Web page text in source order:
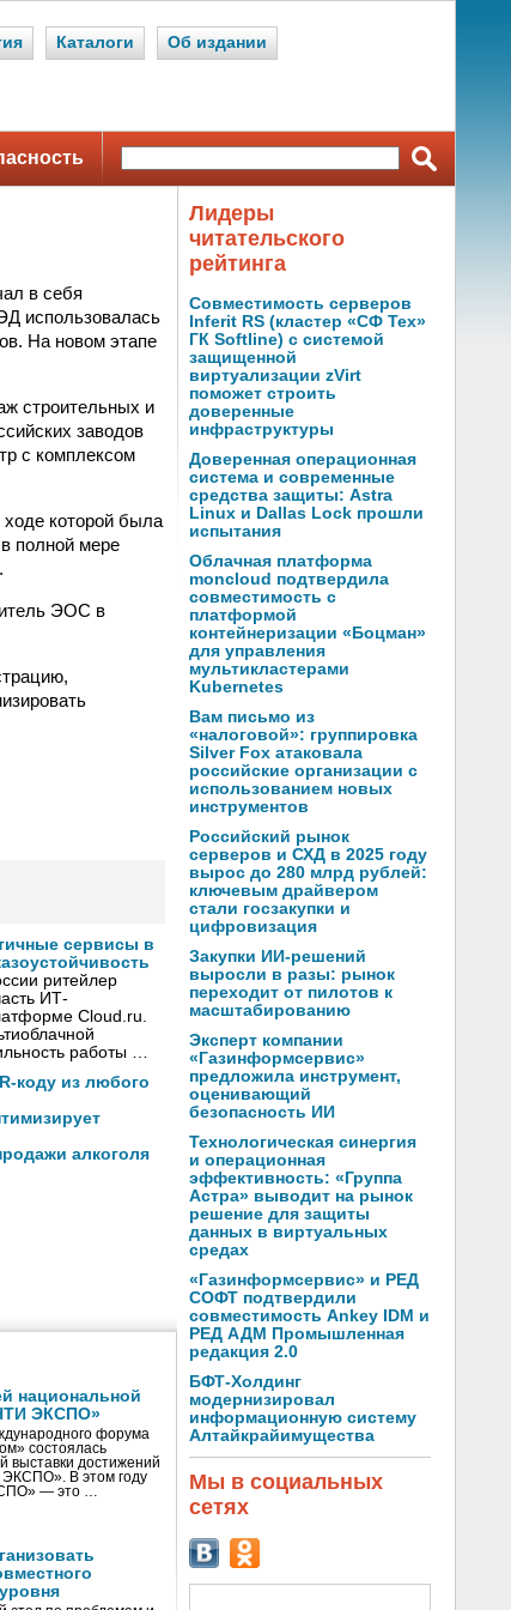
Каталоги Об издании
в себя
использовалась
На новом этапе
строительных и
заводов
с комплексом
которой была
полной мере
ЭОС в
сервисы в
ритейлер
ИТ-
Cloud.ru.
работы …
коду из любого
алкоголя
национальной
ЭКСПО»
форума
состоялась
выставки достижений
ЭКСПО». В этом году
— это …
Лидеры
читательского
рейтинга
Совместимость серверов
Inferit RS (кластер «СФ Тех»
ГК Softline) с системой
защищенной
виртуализации zVirt
поможет строить
доверенные
инфраструктуры
Доверенная операционная
система и современные
средства защиты: Astra
Linux и Dallas Lock прошли
испытания
Облачная платформа
moncloud подтвердила
совместимость с
платформой
контейнеризации «Боцман»
для управления
мультикластерами
Kubernetes
Вам письмо из
«налоговой»: группировка
Silver Fox атаковала
российские организации с
использованием новых
инструментов
Российский рынок
серверов и СХД в 2025 году
вырос до 280 млрд рублей:
ключевым драйвером
стали госзакупки и
цифровизация
Закупки ИИ-решений
выросли в разы: рынок
переходит от пилотов к
масштабированию
Эксперт компании
«Газинформсервис»
предложила инструмент,
оценивающий
безопасность ИИ
Технологическая синергия
и операционная
эффективность: «Группа
Астра» выводит на рынок
решение для защиты
данных в виртуальных
средах
«Газинформсервис» и РЕД
СОФТ подтвердили
совместимость Ankey IDM и
РЕД АДМ Промышленная
редакция 2.0
БФТ-Холдинг
модернизировал
информационную систему
Алтайкрайимущества
Мы в социальных
сетях